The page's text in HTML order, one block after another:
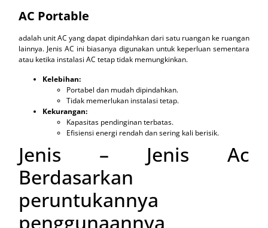
AC Portable
adalah unit AC yang dapat dipindahkan dari satu ruangan ke ruangan
lainnya. Jenis AC ini biasanya digunakan untuk keperluan sementara
atau ketika instalasi AC tetap tidak memungkinkan.
Kelebihan:
Portabel dan mudah dipindahkan.
Tidak memerlukan instalasi tetap.
Kekurangan:
Kapasitas pendinginan terbatas.
Efisiensi energi rendah dan sering kali berisik.
Jenis – Jenis Ac
Berdasarkan
peruntukannya
penggunaannya